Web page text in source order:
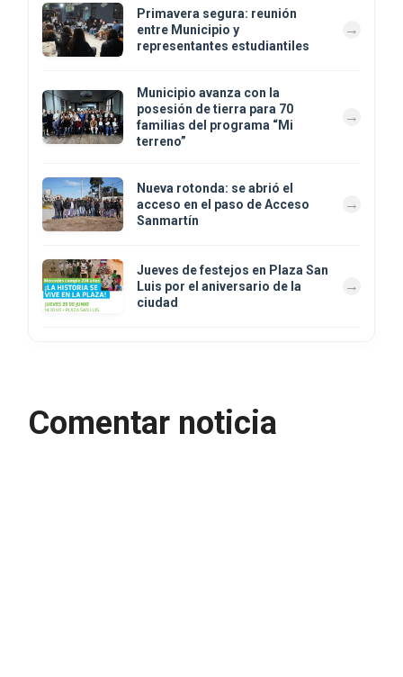
Primavera segura: reunión
entre Municipio y
representantes estudiantiles
Municipio avanza con la
posesión de tierra para 70
familias del programa “Mi
terreno”
Nueva rotonda: se abrió el
acceso en el paso de Acceso
Sanmartín
Jueves de festejos en Plaza San
Luis por el aniversario de la
ciudad
Comentar noticia